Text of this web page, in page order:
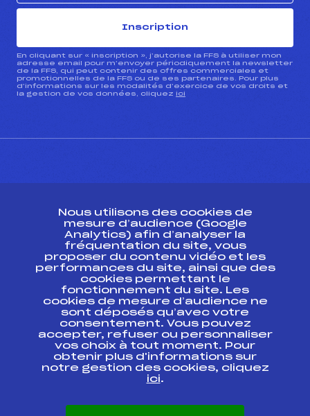
Inscription
En cliquant sur « inscription », j’autorise la FFS à utiliser mon
adresse email pour m’envoyer périodiquement la newsletter
de la FFS, qui peut contenir des offres commerciales et
promotionnelles de la FFS ou de ses partenaires. Pour plus
d’informations sur les modalités d’exercice de vos droits et
la gestion de vos données, cliquez ici
Ressources
Pass’Neige
Projet sportif fédéral
Projet de performance fédéral
Antidopage
Pôle Développement, Formation, Suivi
Scientifique
Listes ministérielles
Pôle vie de l’athlète
Enseignement professionnel
Nous utilisons des cookies de
mesure d’audience (Google
Analytics) afin d’analyser la
fréquentation du site, vous
proposer du contenu vidéo et les
performances du site, ainsi que des
cookies permettant le
fonctionnement du site. Les
cookies de mesure d’audience ne
sont déposés qu’avec votre
consentement. Vous pouvez
accepter, refuser ou personnaliser
vos choix à tout moment. Pour
obtenir plus d'informations sur
notre gestion des cookies, cliquez
ici.